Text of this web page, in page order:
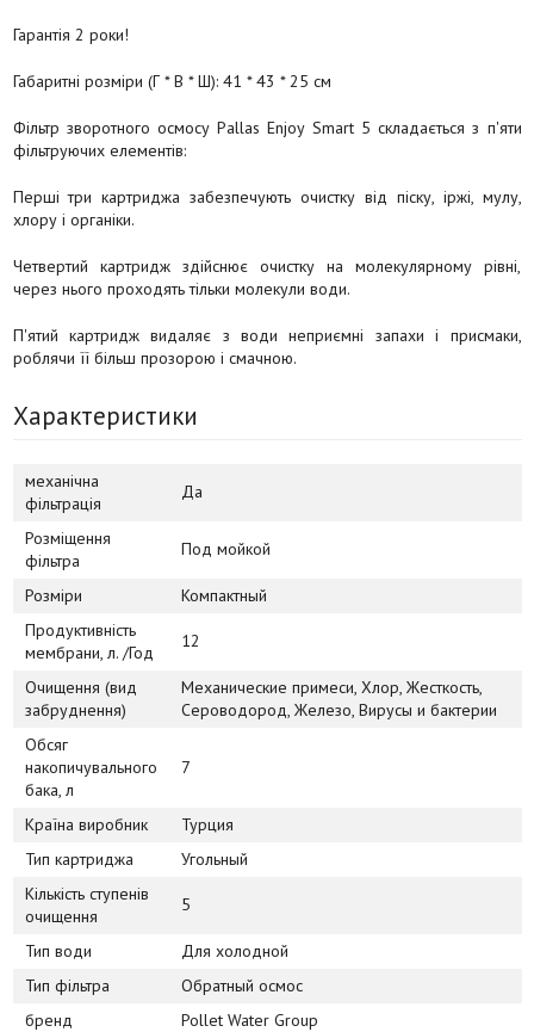
Гарантія 2 роки!
Габаритні розміри (Г * В * Ш): 41 * 43 * 25 см
Фільтр зворотного осмосу Pallas Enjoy Smart 5 складається з п'яти
фільтруючих елементів:
Перші три картриджа забезпечують очистку від піску, іржі, мулу,
хлору і органіки.
Четвертий картридж здійснює очистку на молекулярному рівні,
через нього проходять тільки молекули води.
П'ятий картридж видаляє з води неприємні запахи і присмаки,
роблячи її більш прозорою і смачною.
Характеристики
механічна
фільтрація
Да
Розміщення
фільтра
Под мойкой
Розміри
Компактный
Продуктивність
мембрани, л. /Год
12
Очищення (вид
забруднення)
Механические примеси, Хлор, Жесткость,
Сероводород, Железо, Вирусы и бактерии
Обсяг
накопичувального
бака, л
7
Країна виробник
Турция
Тип картриджа
Угольный
Кількість ступенів
очищення
5
Тип води
Для холодной
Тип фільтра
Обратный осмос
бренд
Pollet Water Group